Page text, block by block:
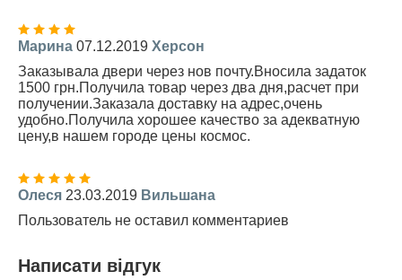
Марина 07.12.2019 Херсон
Заказывала двери через нов почту.Вносила задаток
1500 грн.Получила товар через два дня,расчет при
получении.Заказала доставку на адрес,очень
удобно.Получила хорошее качество за адекватную
цену,в нашем городе цены космос.
Олеся 23.03.2019 Вильшана
Пользователь не оставил комментариев
Написати відгук